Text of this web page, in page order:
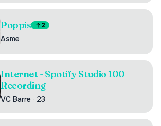
Poppis 2
Asme
Internet - Spotify Studio 100
Recording
VC Barre · 23